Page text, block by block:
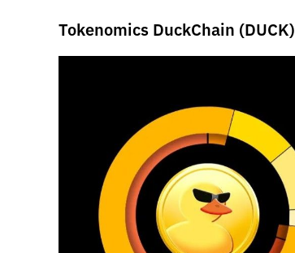
Tokenomics DuckChain (DUCK)